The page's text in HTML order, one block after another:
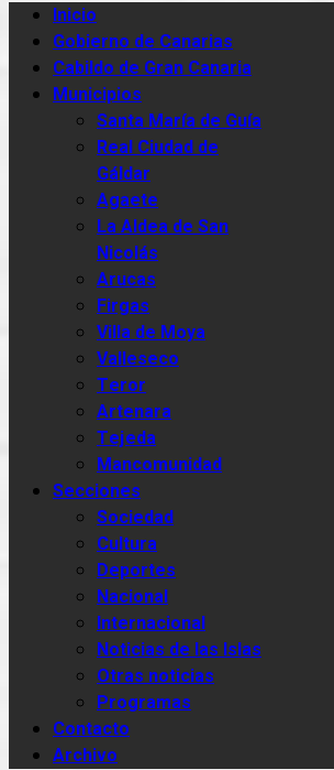
Inicio
Gobierno de Canarias
Cabildo de Gran Canaria
Municipios
Santa María de Guía
Real Ciudad de
Gáldar
Agaete
La Aldea de San
Nicolás
Arucas
Firgas
Villa de Moya
Valleseco
Teror
Artenara
Tejeda
Mancomunidad
Secciones
Sociedad
Cultura
Deportes
Nacional
Internacional
Noticias de las Islas
Otras noticias
Programas
Contacto
Archivo